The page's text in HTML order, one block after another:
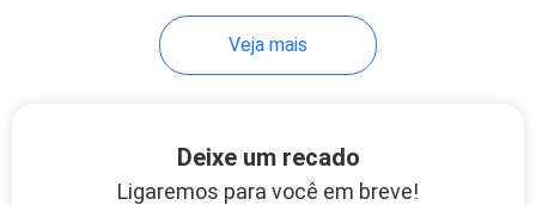
Veja mais
Deixe um recado
Ligaremos para você em breve!